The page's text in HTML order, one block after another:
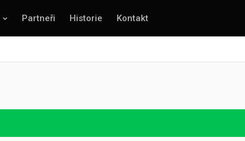
Partneři Historie Kontakt